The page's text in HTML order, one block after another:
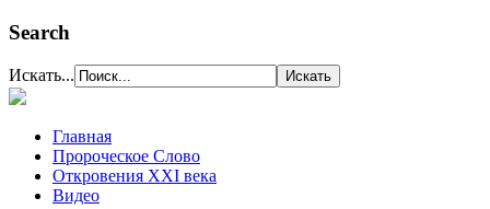
Search
Искать...
Главная
Пророческое Слово
Откровения ХХІ века
Видео